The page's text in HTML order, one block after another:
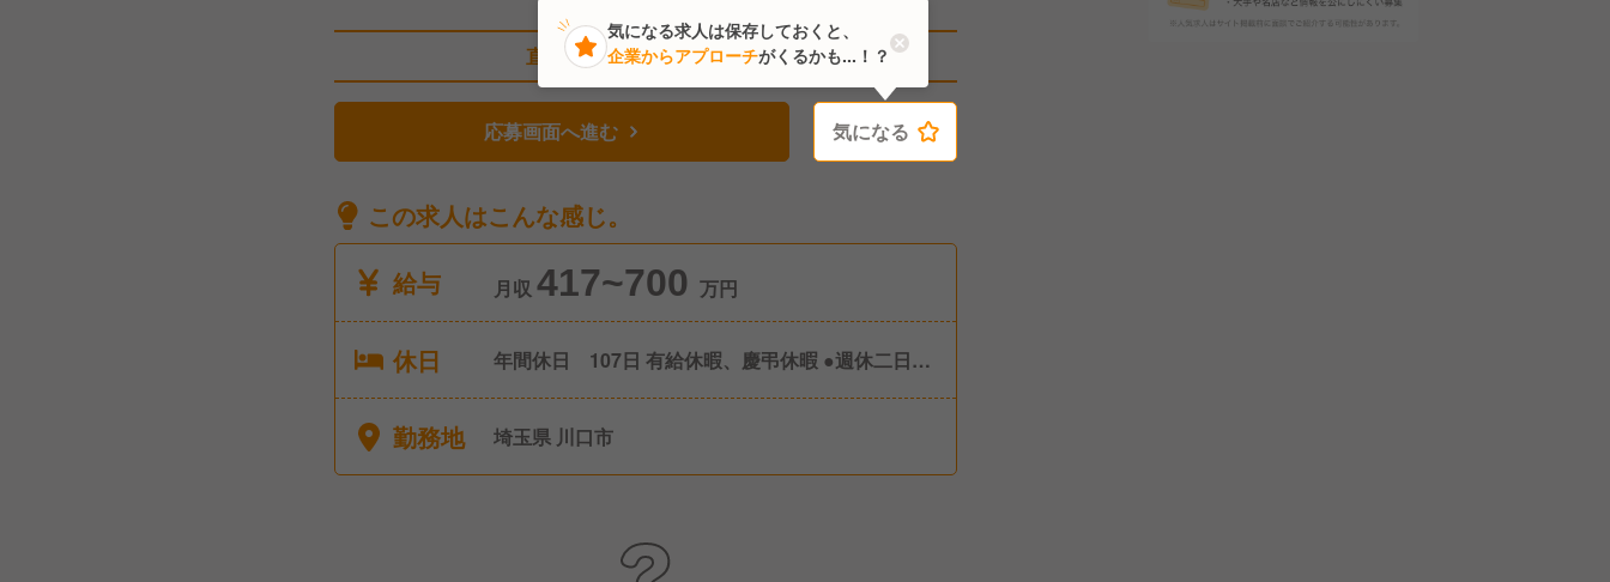
直近2人がこの求人を検討中
応募画面へ進む 気になる
この求人はこんな感じ。
給与
月収 417~700 万円
休日
年間休日 107日 有給休暇、慶弔休暇 ●週休二日制
勤務地 埼玉県 川口市
気になる
気になる求人は保存しておくと、
企業からアプローチがくるかも...！？